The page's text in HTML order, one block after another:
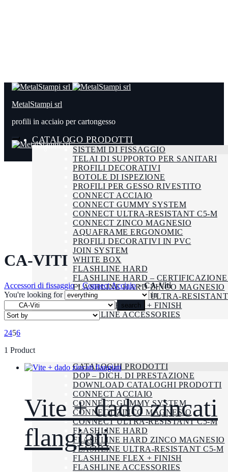
MetalStampi srl
profili in acciaio per cartongesso
CATALOGO PRODOTTI
SISTEMI DI FISSAGGIO
TELAI DI SUPPORTO PER SANITARI
PROFILI DECORATIVI
BOTOLE DI ISPEZIONE
PROFILI PER GESSO RIVESTITO
CONNECT ACCIAIO
CONNECT GUMMY SYSTEM
CONNECT ULTRA-RESISTANT C5-M
CONNECT ZINCO MAGNESIO
AQUAFRAME ERGONOMIC
PROFILI DECORATIVI IN PVC
JOIN SYSTEM
WHITE BOX
FLASHLINE HARD
FLASHLINE HARD –
FLASHLINE HARD ZINCO MAGNESIO
FLASHLINE HARD ULTRA-
FLASHLINE FLEX + FINISH
FLASHLINE ACCESSORIES
CERTIFICAZIONI
CATALOGHI PRODOTTI
DOP – DICH. DI PRESTAZIONE
DOWNLOAD CATALOGHI PRODOTTI
CONNECT ACCIAIO
CONNECT GUMMY SYSTEM
CONNECT ZINCO MAGNESIO
CONNECT ULTRA-RESISTANT C5-M
FLASHLINE HARD
FLASHLINE HARD ZINCO MAGNESIO
FLASHLINE ULTRA-RESISTANT C5-M
FLASHLINE FLEX + FINISH
FLASHLINE ACCESSORIES
CA-VITI
Accessori di fissaggio» Connect Acciaio»CA-Viti
You're looking for
in
search
2456
1 Product
Vite + dado zincati
flangiati